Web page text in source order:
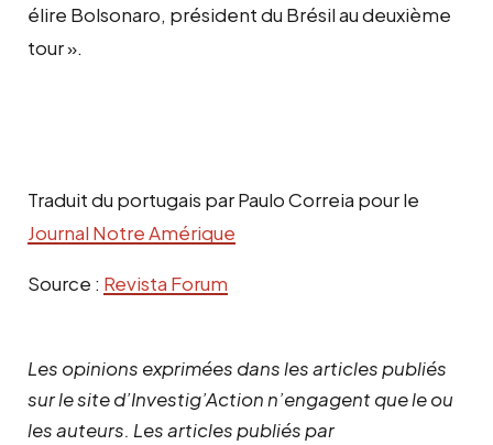
élire Bolsonaro, président du Brésil au deuxième
tour ».
Traduit du portugais par Paulo Correia pour le
Journal Notre Amérique
Source : Revista Forum
Les opinions exprimées dans les articles publiés
sur le site d’Investig’Action n’engagent que le ou
les auteurs. Les articles publiés par